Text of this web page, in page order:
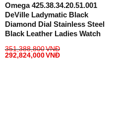
Omega 425.38.34.20.51.001
DeVille Ladymatic Black
Diamond Dial Stainless Steel
Black Leather Ladies Watch
351,388,800VNĐ
292,824,000VNĐ